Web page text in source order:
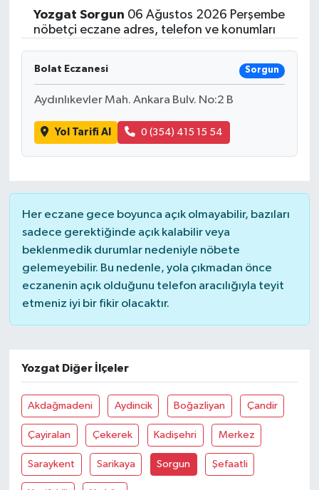
Yozgat Sorgun 06 Ağustos 2026 Perşembe
nöbetçi eczane adres, telefon ve konumları
Bolat Eczanesi Sorgun
Aydınlıkevler Mah. Ankara Bulv. No:2 B
Yol Tarifi Al 0 (354) 415 15 54
Her eczane gece boyunca açık olmayabilir, bazıları
sadece gerektiğinde açık kalabilir veya
beklenmedik durumlar nedeniyle nöbete
gelemeyebilir. Bu nedenle, yola çıkmadan önce
eczanenin açık olduğunu telefon aracılığıyla teyit
etmeniz iyi bir fikir olacaktır.
Yozgat Diğer İlçeler
Akdağmadeni Aydincik Boğazliyan Çandir
Çayiralan Çekerek Kadişehri Merkez
Saraykent Sarikaya Sorgun Şefaatli
Yaşam